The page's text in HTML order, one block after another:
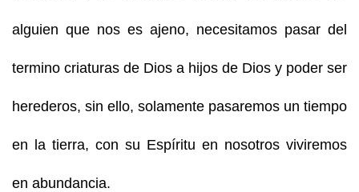
alguien que nos es ajeno, necesitamos pasar del
termino criaturas de Dios a hijos de Dios y poder ser
herederos, sin ello, solamente pasaremos un tiempo
en la tierra, con su Espíritu en nosotros viviremos
en abundancia.